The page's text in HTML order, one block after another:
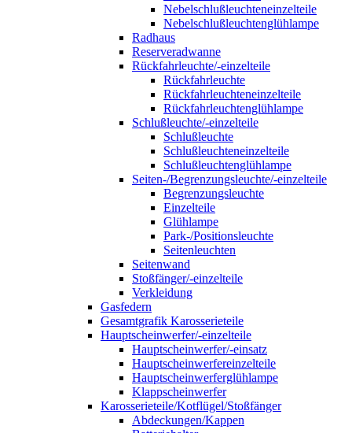
Nebelschlußleuchteneinzelteile
Nebelschlußleuchtenglühlampe
Radhaus
Reserveradwanne
Rückfahrleuchte/-einzelteile
Rückfahrleuchte
Rückfahrleuchteneinzelteile
Rückfahrleuchtenglühlampe
Schlußleuchte/-einzelteile
Schlußleuchte
Schlußleuchteneinzelteile
Schlußleuchtenglühlampe
Seiten-/Begrenzungsleuchte/-einzelteile
Begrenzungsleuchte
Einzelteile
Glühlampe
Park-/Positionsleuchte
Seitenleuchten
Seitenwand
Stoßfänger/-einzelteile
Verkleidung
Gasfedern
Gesamtgrafik Karosserieteile
Hauptscheinwerfer/-einzelteile
Hauptscheinwerfer/-einsatz
Hauptscheinwerfereinzelteile
Hauptscheinwerferglühlampe
Klappscheinwerfer
Karosserieteile/Kotflügel/Stoßfänger
Abdeckungen/Kappen